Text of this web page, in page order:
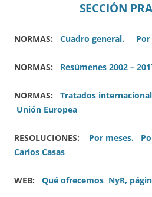
SECCIÓN
NORMAS: Cuadro general.
NORMAS: Resúmenes 2002 –
NORMAS: Tratados
Unión Europea
RESOLUCIONES: Por meses.
Carlos Casas
WEB: Qué ofrecemos NyR,